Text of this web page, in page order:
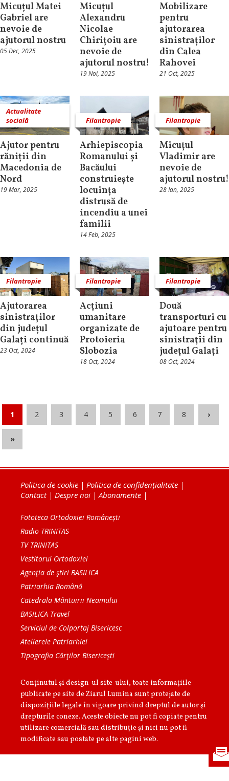
Micuțul Matei
Gabriel are
nevoie de
ajutorul nostru
05 Dec, 2025
Micuțul
Alexandru
Nicolae
Chirițoiu are
nevoie de
ajutorul nostru!
19 Noi, 2025
Mobilizare
pentru
ajutorarea
sinistraților
din Calea
Rahovei
21 Oct, 2025
Actualitate
socială
Ajutor pentru
răniții din
Macedonia de
Nord
19 Mar, 2025
Filantropie
Arhiepiscopia
Romanului și
Bacăului
construiește
locuința
distrusă de
incendiu a unei
familii
14 Feb, 2025
Filantropie
Micuțul
Vladimir are
nevoie de
ajutorul nostru!
28 Ian, 2025
Filantropie
Ajutorarea
sinistraților
din județul
Galați continuă
23 Oct, 2024
Filantropie
Acțiuni
umanitare
organizate de
Protoieria
Slobozia
18 Oct, 2024
Filantropie
Două
transporturi cu
ajutoare pentru
sinistraţii din
judeţul Galaţi
08 Oct, 2024
1 2 3 4 5 6 7 8 ›
»
Politica de cookie | Politica de confidențialitate |
Contact| Despre noi |Abonamente |
Fototeca Ortodoxiei Românești
Radio TRINITAS
TV TRINITAS
Vestitorul Ortodoxiei
Agenţia de ştiri BASILICA
Patriarhia Română
Catedrala Mântuirii Neamului
BASILICA Travel
Serviciul de Colportaj Bisericesc
Atelierele Patriarhiei
Tipografia Cărţilor Bisericeşti
Conținutul și design-ul site-ului, toate informaţiile
publicate pe site de Ziarul Lumina sunt protejate de
dispoziţiile legale în vigoare privind dreptul de autor şi
drepturile conexe. Aceste obiecte nu pot fi copiate pentru
utilizare comercială sau distribuţie şi nici nu pot fi
modificate sau postate pe alte pagini web.